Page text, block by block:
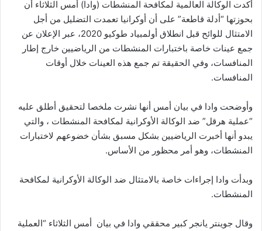
أكدت الوكالة العالمية لمكافحة المنشطات (وادا) أمس الثلاثاء أن
بحوزتها “أدلة قاطعة” على أن أوكرانيا تعمدت التضليل من أجل
الامتثال للوائح قبل انطلاق أولمبياد طوكيو 2020، عبر الإعلان عن
جمع عينات خاصة باختبارات المنشطات من الرياضيين خارج إطار
المنافسات، وفي الحقيقة تم جمع هذه العينات خلال أوقات
المنافسات.
وأوضحت وادا في بيان أمس أنها نشرت ملخصا لتحقيق أطلق عليه
“عملية هرقل” ضد الوكالة الأوكرانية لمكافحة المنشطات ، والتي
يبدو أنها أخبرت الرياضيين بشكل مسبق بشأن خضوعهم لاختبارات
المنشطات، وهو أمر محظور من الأساس.
وبدأت وادا إجراءات خاصة بالامتثال ضد الوكالة الأوكرانية لمكافحة
المنشطات.
وقال جوينتر يانجر كبير محققي وادا في بيان أمس الثلاثاء “العملية